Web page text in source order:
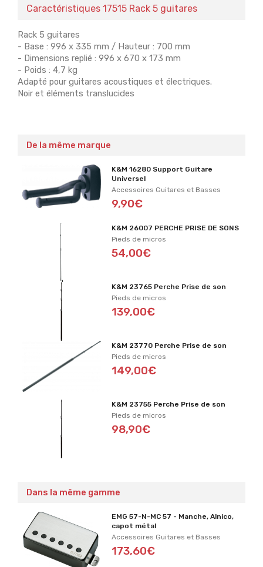
Caractéristiques 17515 Rack 5 guitares
Rack 5 guitares
- Base : 996 x 335 mm / Hauteur : 700 mm
- Dimensions replié : 996 x 670 x 173 mm
- Poids : 4,7 kg
Adapté pour guitares acoustiques et électriques.
Noir et éléments translucides
De la même marque
K&M 16280 Support Guitare
Universel
Accessoires Guitares et Basses
9,90€
K&M 26007 PERCHE PRISE DE SONS
Pieds de micros
54,00€
K&M 23765 Perche Prise de son
Pieds de micros
139,00€
K&M 23770 Perche Prise de son
Pieds de micros
149,00€
K&M 23755 Perche Prise de son
Pieds de micros
98,90€
Dans la même gamme
EMG 57-N-MC 57 - Manche, Alnico,
capot métal
Accessoires Guitares et Basses
173,60€